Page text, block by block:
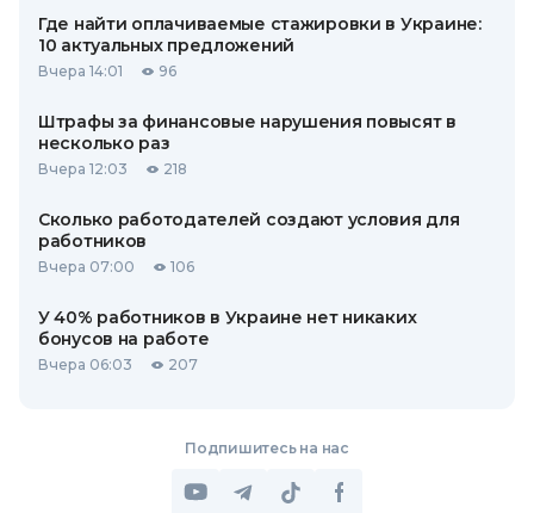
Где найти оплачиваемые стажировки в Украине:
10 актуальных предложений
Вчера 14:01 96
Штрафы за финансовые нарушения повысят в
несколько раз
Вчера 12:03 218
Сколько работодателей создают условия для
работников
Вчера 07:00 106
У 40% работников в Украине нет никаких
бонусов на работе
Вчера 06:03 207
Подпишитесь на нас